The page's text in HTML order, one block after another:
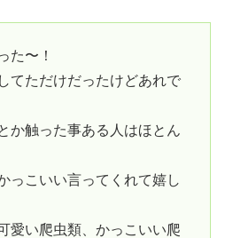
た〜！
てただけだったけどあれで
か触った事ある人はほとん
っこいい言ってくれて嬉し
愛い爬虫類、かっこいい爬